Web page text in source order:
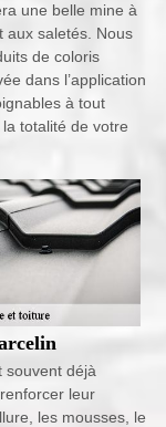
une belle mine à
aux saletés. Nous
de coloris
dans l’application
à tout
totalité de votre
souvent déjà
leur
les mousses, le